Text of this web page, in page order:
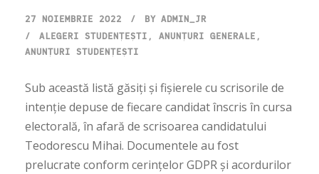
27 NOIEMBRIE 2022 BY ADMIN_JR
ALEGERI STUDENȚEȘTI , ANUNȚURI GENERALE ,
ANUNȚURI STUDENȚEȘTI
Sub această listă găsiți și fișierele cu scrisorile de
intenție depuse de fiecare candidat înscris în cursa
electorală, în afară de scrisoarea candidatului
Teodorescu Mihai. Documentele au fost
prelucrate conform cerințelor GDPR și acordurilor